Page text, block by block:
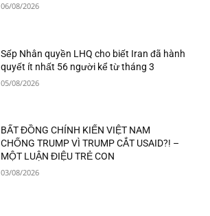
06/08/2026
Sếp Nhân quyền LHQ cho biết Iran đã hành
quyết ít nhất 56 người kể từ tháng 3
05/08/2026
BẤT ĐỒNG CHÍNH KIẾN VIỆT NAM
CHỐNG TRUMP VÌ TRUMP CẮT USAID?! –
MỘT LUẬN ĐIỆU TRẺ CON
03/08/2026